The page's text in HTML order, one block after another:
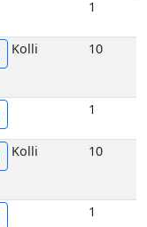
1
Kolli 10
1
Kolli 10